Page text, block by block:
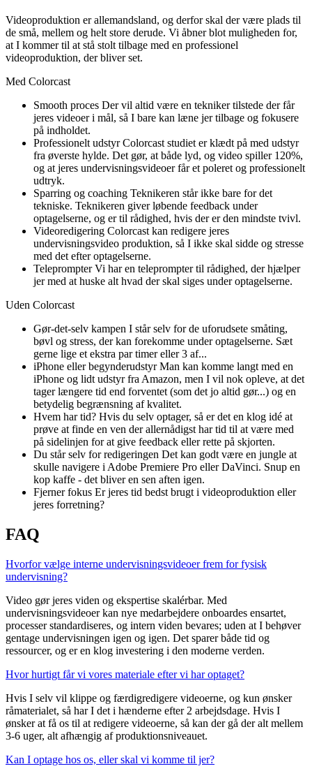
Videoproduktion er allemandsland, og derfor skal der være plads til
de små, mellem og helt store derude. Vi åbner blot muligheden for,
at I kommer til at stå stolt tilbage med en professionel
videoproduktion, der bliver set.
Med Colorcast
Smooth proces Der vil altid være en tekniker tilstede der får
jeres videoer i mål, så I bare kan læne jer tilbage og fokusere
på indholdet.
Professionelt udstyr Colorcast studiet er klædt på med udstyr
fra øverste hylde. Det gør, at både lyd, og video spiller 120%,
og at jeres undervisningsvideoer får et poleret og professionelt
udtryk.
Sparring og coaching Teknikeren står ikke bare for det
tekniske. Teknikeren giver løbende feedback under
optagelserne, og er til rådighed, hvis der er den mindste tvivl.
Videoredigering Colorcast kan redigere jeres
undervisningsvideo produktion, så I ikke skal sidde og stresse
med det efter optagelserne.
Teleprompter Vi har en teleprompter til rådighed, der hjælper
jer med at huske alt hvad der skal siges under optagelserne.
Uden Colorcast
Gør-det-selv kampen I står selv for de uforudsete småting,
bøvl og stress, der kan forekomme under optagelserne. Sæt
gerne lige et ekstra par timer eller 3 af...
iPhone eller begynderudstyr Man kan komme langt med en
iPhone og lidt udstyr fra Amazon, men I vil nok opleve, at det
tager længere tid end forventet (som det jo altid gør...) og en
betydelig begrænsning af kvalitet.
Hvem har tid? Hvis du selv optager, så er det en klog idé at
prøve at finde en ven der allernådigst har tid til at være med
på sidelinjen for at give feedback eller rette på skjorten.
Du står selv for redigeringen Det kan godt være en jungle at
skulle navigere i Adobe Premiere Pro eller DaVinci. Snup en
kop kaffe - det bliver en sen aften igen.
Fjerner fokus Er jeres tid bedst brugt i videoproduktion eller
jeres forretning?
FAQ
Hvorfor vælge interne undervisningsvideoer frem for fysisk
undervisning?
Video gør jeres viden og ekspertise skalérbar. Med
undervisningsvideoer kan nye medarbejdere onboardes ensartet,
processer standardiseres, og intern viden bevares; uden at I behøver
gentage undervisningen igen og igen. Det sparer både tid og
ressourcer, og er en klog investering i den moderne verden.
Hvor hurtigt får vi vores materiale efter vi har optaget?
Hvis I selv vil klippe og færdigredigere videoerne, og kun ønsker
råmaterialet, så har I det i hænderne efter 2 arbejdsdage. Hvis I
ønsker at få os til at redigere videoerne, så kan der gå der alt mellem
3-6 uger, alt afhængig af produktionsniveauet.
Kan I optage hos os, eller skal vi komme til jer?